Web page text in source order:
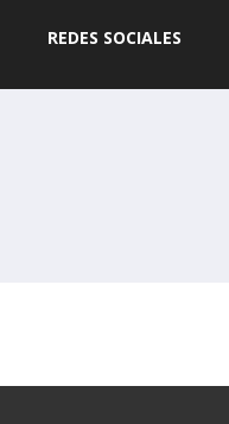
REDES SOCIALES